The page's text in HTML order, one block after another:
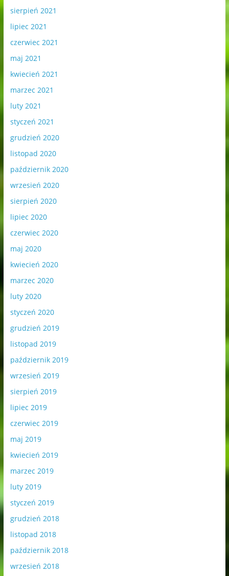
sierpień 2021
lipiec 2021
czerwiec 2021
maj 2021
kwiecień 2021
marzec 2021
luty 2021
styczeń 2021
grudzień 2020
listopad 2020
październik 2020
wrzesień 2020
sierpień 2020
lipiec 2020
czerwiec 2020
maj 2020
kwiecień 2020
marzec 2020
luty 2020
styczeń 2020
grudzień 2019
listopad 2019
październik 2019
wrzesień 2019
sierpień 2019
lipiec 2019
czerwiec 2019
maj 2019
kwiecień 2019
marzec 2019
luty 2019
styczeń 2019
grudzień 2018
listopad 2018
październik 2018
wrzesień 2018